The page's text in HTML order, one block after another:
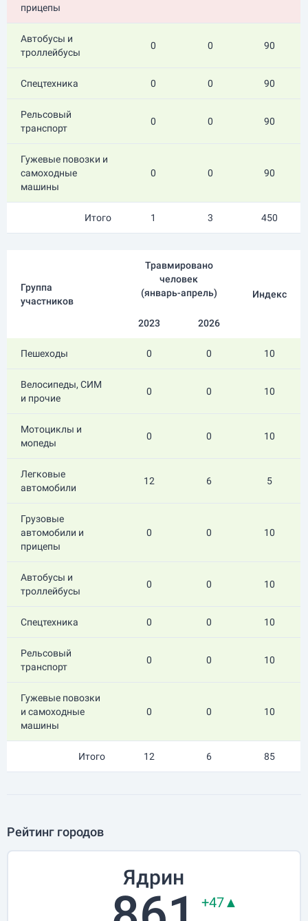
прицепы
Автобусы и
троллейбусы
0 0 90
Спецтехника 0 0 90
Рельсовый
транспорт
0 0 90
Гужевые повозки и
самоходные
машины
0 0 90
Итого 1 3 450
Группа
участников
Травмировано
человек
(январь-апрель) Индекс
2023 2026
Пешеходы 0 0 10
Велосипеды, СИМ
и прочие
0 0 10
Мотоциклы и
мопеды
0 0 10
Легковые
автомобили
12 6 5
Грузовые
автомобили и
прицепы
0 0 10
Автобусы и
троллейбусы
0 0 10
Спецтехника 0 0 10
Рельсовый
транспорт
0 0 10
Гужевые повозки
и самоходные
машины
0 0 10
Итого 12 6 85
Рейтинг городов
Ядрин
+47▲